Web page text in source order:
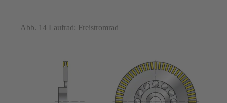
Abb. 14 Laufrad: Freistromrad